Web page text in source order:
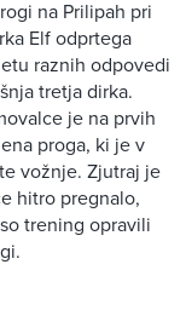
na Prilipah pri
Elf odprtega
raznih odpovedi
tretja dirka.
je na prvih
proga, ki je v
vožnje. Zjutraj je
hitro pregnalo,
trening opravili